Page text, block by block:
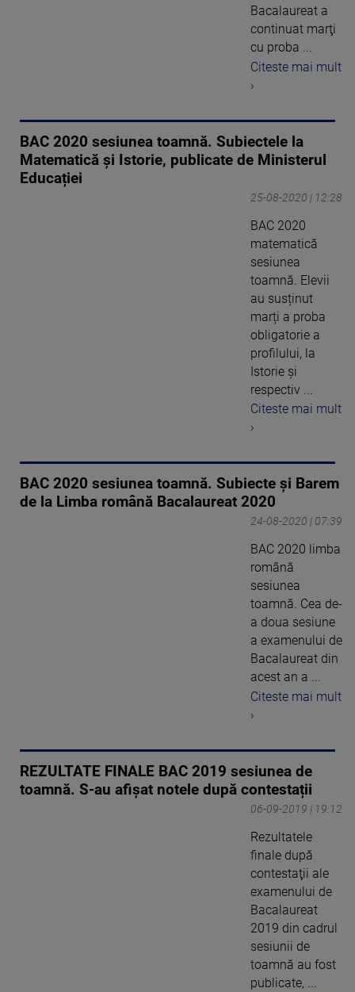
Bacalaureat a
continuat marţi
cu proba ...
Citeste mai mult
›
BAC 2020 sesiunea toamnă. Subiectele la
Matematică și Istorie, publicate de Ministerul
Educației
25-08-2020 | 12:28
BAC 2020
matematică
sesiunea
toamnă. Elevii
au susținut
marți a proba
obligatorie a
profilului, la
Istorie și
respectiv ...
Citeste mai mult
›
BAC 2020 sesiunea toamnă. Subiecte și Barem
de la Limba română Bacalaureat 2020
24-08-2020 | 07:39
BAC 2020 limba
română
sesiunea
toamnă. Cea de-
a doua sesiune
a examenului de
Bacalaureat din
acest an a ...
Citeste mai mult
›
REZULTATE FINALE BAC 2019 sesiunea de
toamnă. S-au afișat notele după contestații
06-09-2019 | 19:12
Rezultatele
finale după
contestaţii ale
examenului de
Bacalaureat
2019 din cadrul
sesiunii de
toamnă au fost
publicate, ...